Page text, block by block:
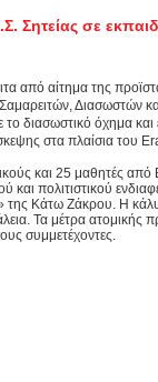
Σητείας σε
από αίτημα της
Διασωστών
διασωστικό όχημα
στα πλαίσια του
και 25 μαθητές
και πολιτιστικού
της Κάτω Ζάκρου. Η
Τα μέτρα ατομικής
συμμετέχοντες.